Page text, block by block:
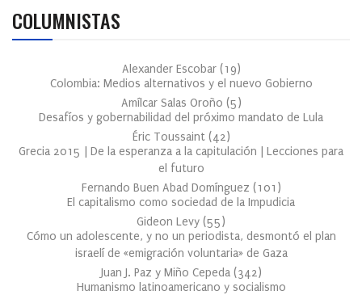
COLUMNISTAS
Alexander Escobar (19)
Colombia: Medios alternativos y el nuevo Gobierno
Amílcar Salas Oroño (5)
Desafíos y gobernabilidad del próximo mandato de Lula
Éric Toussaint (42)
Grecia 2015 | De la esperanza a la capitulación | Lecciones para
el futuro
Fernando Buen Abad Domínguez (101 )
El capitalismo como sociedad de la Impudicia
Gideon Levy (55)
Cómo un adolescente, y no un periodista, desmontó el plan
israelí de «emigración voluntaria» de Gaza
Juan J. Paz y Miño Cepeda (342)
Humanismo latinoamericano y socialismo